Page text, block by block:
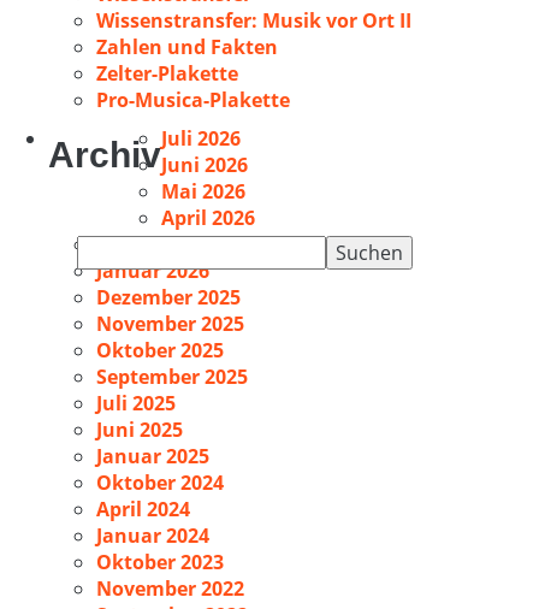
Suchen
nach:
Wissenstransfer: Musik vor Ort II
Zahlen und Fakten
Zelter-Plakette
Pro-Musica-Plakette
ArchivJuli 2026
Juni 2026
Mai 2026
April 2026
Februar 2026
Januar 2026
Dezember 2025
November 2025
Oktober 2025
September 2025
Juli 2025
Juni 2025
Januar 2025
Oktober 2024
April 2024
Januar 2024
Oktober 2023
November 2022